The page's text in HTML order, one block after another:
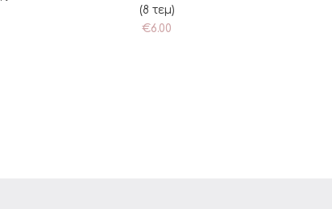
(8 τεμ)
€6.00